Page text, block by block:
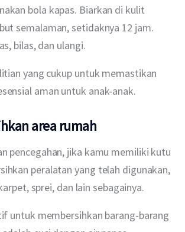
bola kapas. Biarkan di kulit
semalaman, setidaknya 12 jam.
bilas, dan ulangi.
yang cukup untuk memastikan
aman untuk anak-anak.
area rumah
pencegahan, jika kamu memiliki kutu
peralatan yang telah digunakan,
sprei, dan lain sebagainya.
untuk membersihkan barang-barang